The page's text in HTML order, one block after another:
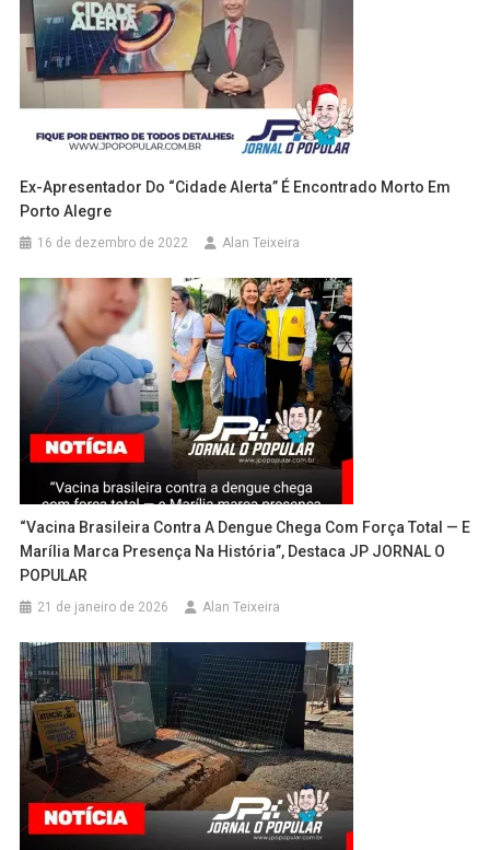
Ex-Apresentador Do “Cidade Alerta” É Encontrado Morto Em
Porto Alegre
16 de dezembro de 2022 Alan Teixeira
“Vacina Brasileira Contra A Dengue Chega Com Força Total — E
Marília Marca Presença Na História”, Destaca JP JORNAL O
POPULAR
21 de janeiro de 2026 Alan Teixeira